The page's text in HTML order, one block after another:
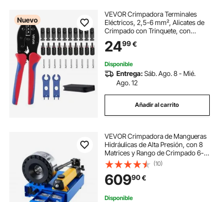
Nuevo
VEVOR Crimpadora Terminales
Eléctricos, 2,5-6 mm², Alicates de
Crimpado con Trinquete, con
Conectores Solares y de Cables
Llaves Bolsa de Transporte, Marcas
Crimpado
2499€
Disponible
Entrega:Sáb. Ago. 8 - Mié.
Ago. 12
Añadir al carrito
VEVOR Crimpadora de Mangueras
Hidráulicas de Alta Presión, con 8
Matrices y Rango de Crimpado 6-
28 mm, para Tuberías de Aceite de
Baja y Alta Presión, Mangueras de
Gas/Agua/Aire Acondicionado
(10)
60990€
Disponible